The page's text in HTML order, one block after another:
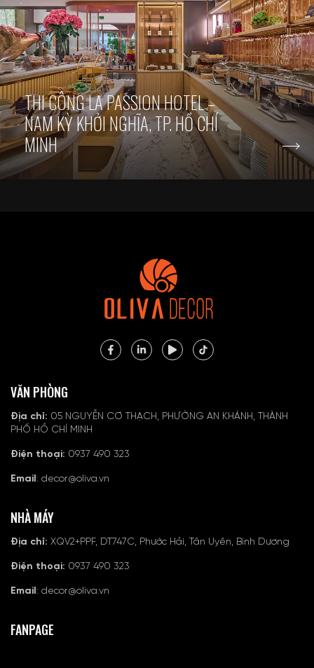
THI CÔNG LA PASSION HOTEL –
NAM KỲ KHỞI NGHĨA, TP. HỒ CHÍ
MINH
VĂN PHÒNG
Địa chỉ: 05 NGUYỄN CƠ THẠCH, PHƯỜNG AN KHÁNH, THÀNH
PHỐ HỒ CHÍ MINH
Điện thoại: 0937 490 323
Email : decor@oliva.vn
NHÀ MÁY
Địa chỉ: XQV2+PPF, DT747C, Phước Hải, Tân Uyên, Bình Dương
Điện thoại: 0937 490 323
Email : decor@oliva.vn
FANPAGE